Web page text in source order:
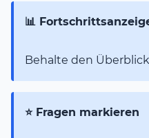
📊
Behalte den
⭐ Fragen markieren